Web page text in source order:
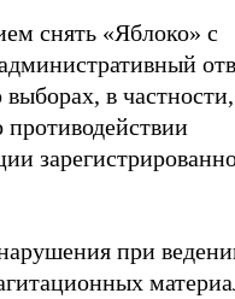
снять «Яблоко» с
в частности,
противодействии
при